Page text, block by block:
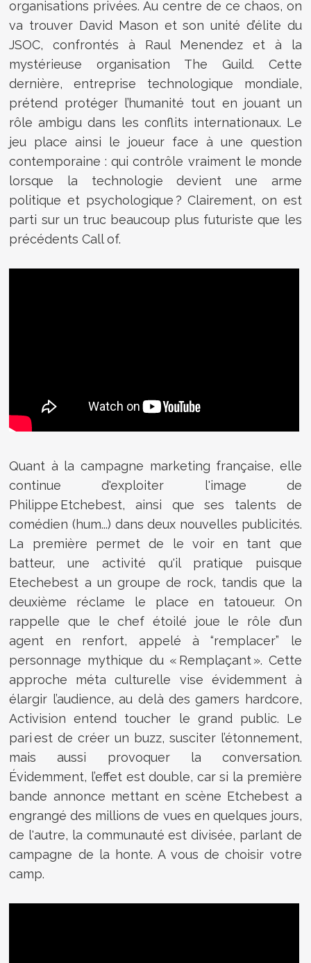
organisations privées. Au centre de ce chaos, on
va trouver David Mason et son unité d’élite du
JSOC, confrontés à Raul Menendez et à la
mystérieuse organisation The Guild. Cette
dernière, entreprise technologique mondiale,
prétend protéger l’humanité tout en jouant un
rôle ambigu dans les conflits internationaux. Le
jeu place ainsi le joueur face à une question
contemporaine : qui contrôle vraiment le monde
lorsque la technologie devient une arme
politique et psychologique ? Clairement, on est
parti sur un truc beaucoup plus futuriste que les
précédents Call of.
Quant à la campagne marketing française, elle
continue d'exploiter l'image de
Philippe Etchebest, ainsi que ses talents de
comédien (hum...) dans deux nouvelles publicités.
La première permet de le voir en tant que
batteur, une activité qu'il pratique puisque
Etechebest a un groupe de rock, tandis que la
deuxième réclame le place en tatoueur. On
rappelle que le chef étoilé joue le rôle d’un
agent en renfort, appelé à “remplacer” le
personnage mythique du « Remplaçant ». Cette
approche méta culturelle vise évidemment à
élargir l’audience, au delà des gamers hardcore,
Activi­sion entend toucher le grand public. Le
pari est de créer un buzz, susciter l’étonnement,
mais aussi provoquer la conversation.
Évidemment, l’effet est double, car si la première
bande annonce mettant en scène Etchebest a
engrangé des millions de vues en quelques jours,
de l'autre, la communauté est divisée, parlant de
campagne de la honte. A vous de choisir votre
camp.